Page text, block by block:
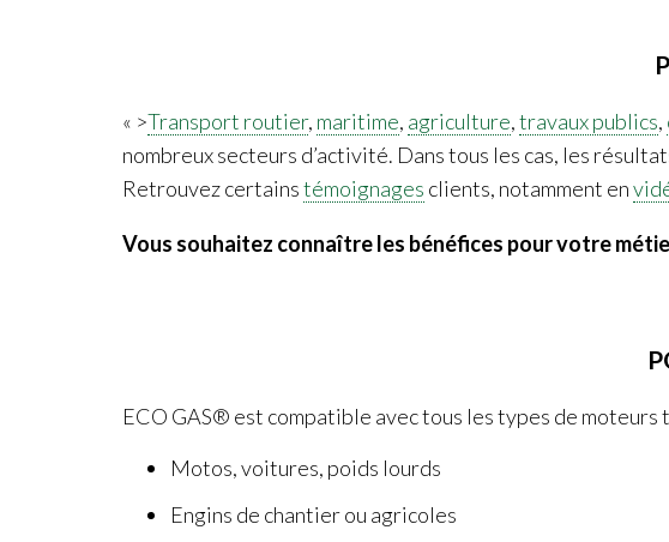
« >Transport routier, maritime, agriculture,travaux publics,
nombreux secteurs d’activité. Dans tous les cas, les
Retrouvez certainstémoignages clients, notamment en
Vous souhaitez connaître les bénéfices pour votre
ECO GAS® est compatible avec tous les types de moteurs
Motos, voitures, poids lourds
Engins de chantier ou agricoles